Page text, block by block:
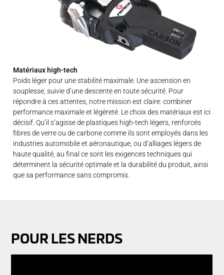
Matériaux high-tech
Poids léger pour une stabilité maximale. Une ascension en
souplesse, suivie d’une descente en toute sécurité. Pour
répondre à ces attentes, notre mission est claire: combiner
performance maximale et légèreté. Le choix des matériaux est ici
décisif. Qu’il s’agisse de plastiques high-tech légers, renforcés
fibres de verre ou de carbone comme ils sont employés dans les
industries automobile et aéronautique, ou d’alliages légers de
haute qualité, au final ce sont les exigences techniques qui
déterminent la sécurité optimale et la durabilité du produit, ainsi
que sa performance sans compromis.
POUR LES NERDS